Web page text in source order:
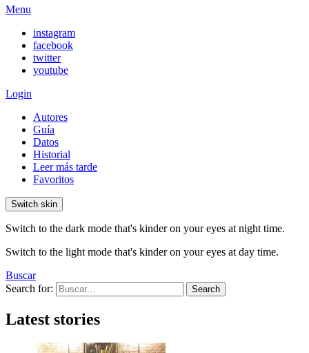
Menu
instagram
facebook
twitter
youtube
Login
Autores
Guía
Datos
Historial
Leer más tarde
Favoritos
Switch skin
Switch to the dark mode that's kinder on your eyes at night time.
Switch to the light mode that's kinder on your eyes at day time.
Buscar
Search for:
Search
Latest stories